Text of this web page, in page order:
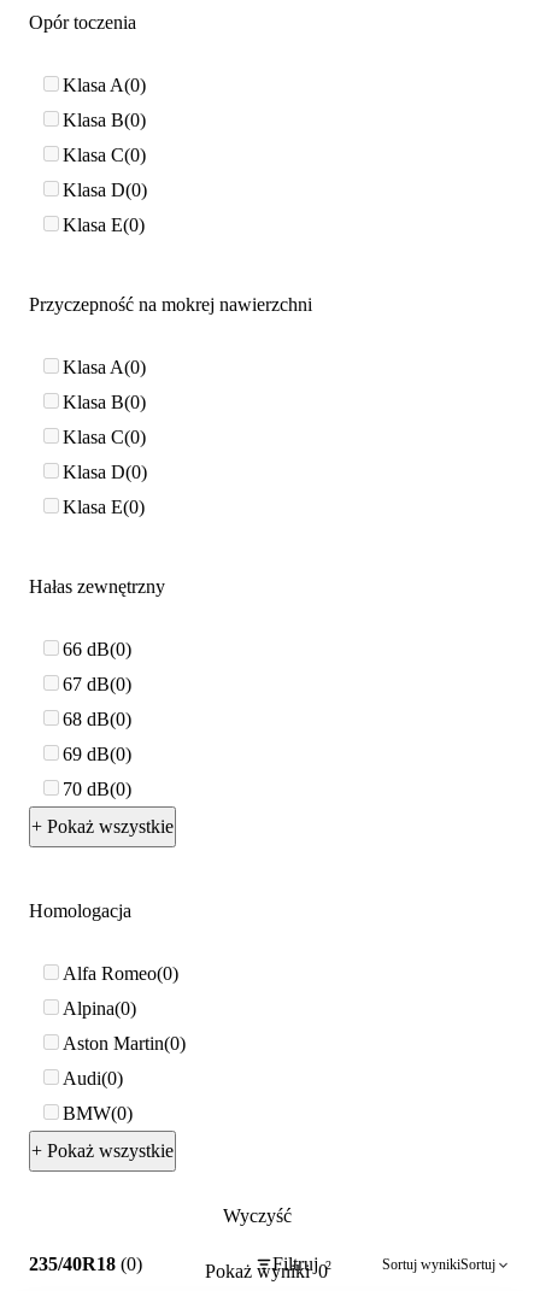
Opór toczenia
Klasa A 0
Klasa B 0
Klasa C 0
Klasa D 0
Klasa E 0
Przyczepność na mokrej nawierzchni
Klasa A 0
Klasa B 0
Klasa C 0
Klasa D 0
Klasa E 0
Hałas zewnętrzny
66 dB 0
67 dB 0
68 dB 0
69 dB 0
70 dB 0
+ Pokaż wszystkie
Homologacja
Alfa Romeo 0
Alpina 0
Aston Martin 0
Audi 0
BMW 0
+ Pokaż wszystkie
Wyczyść
Pokaż wyniki 0
235/40R18 (0) Filtruj 2 Sortuj wynikiSortuj